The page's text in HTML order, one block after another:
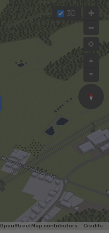
3D
OpenStreetMap contributors Credits